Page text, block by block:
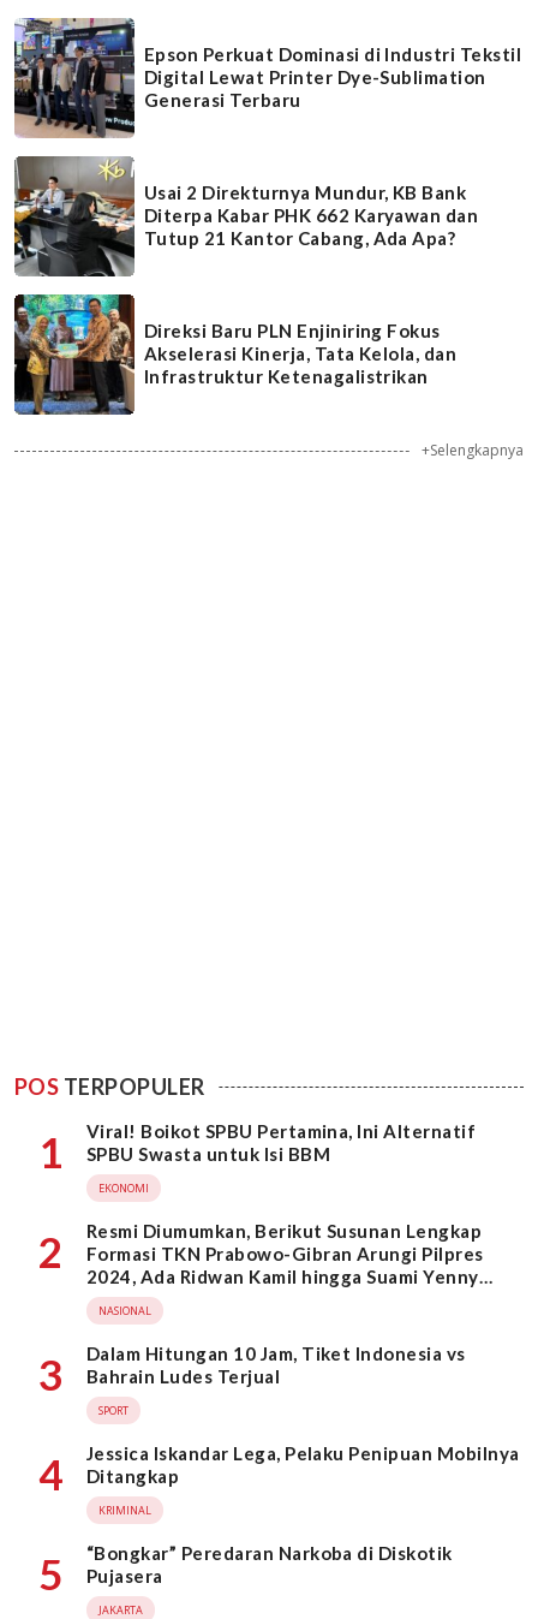
Epson Perkuat Dominasi di Industri Tekstil
Digital Lewat Printer Dye-Sublimation
Generasi Terbaru
Usai 2 Direkturnya Mundur, KB Bank
Diterpa Kabar PHK 662 Karyawan dan
Tutup 21 Kantor Cabang, Ada Apa?
Direksi Baru PLN Enjiniring Fokus
Akselerasi Kinerja, Tata Kelola, dan
Infrastruktur Ketenagalistrikan
+Selengkapnya
POS TERPOPULER
1
Viral! Boikot SPBU Pertamina, Ini Alternatif
SPBU Swasta untuk Isi BBM
EKONOMI
2
Resmi Diumumkan, Berikut Susunan Lengkap
Formasi TKN Prabowo-Gibran Arungi Pilpres
2024, Ada Ridwan Kamil hingga Suami Yenny
Wahid
NASIONAL
3
Dalam Hitungan 10 Jam, Tiket Indonesia vs
Bahrain Ludes Terjual
SPORT
4
Jessica Iskandar Lega, Pelaku Penipuan Mobilnya
Ditangkap
KRIMINAL
5
“Bongkar” Peredaran Narkoba di Diskotik
Pujasera
JAKARTA